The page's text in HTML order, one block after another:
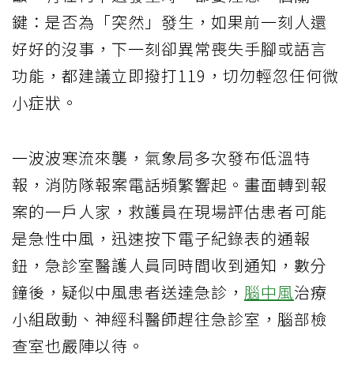
鍵：是否為「突然」發生，如果前一刻人還
好好的沒事，下一刻卻異常喪失手腳或語言
功能，都建議立即撥打119，切勿輕忽任何微
小症狀。
一波波寒流來襲，氣象局多次發布低溫特
報，消防隊報案電話頻繁響起。畫面轉到報
案的一戶人家，救護員在現場評估患者可能
是急性中風，迅速按下電子紀錄表的通報
鈕，急診室醫護人員同時間收到通知，數分
鐘後，疑似中風患者送達急診， 腦中風治療
小組啟動、神經科醫師趕往急診室，腦部檢
查室也嚴陣以待。